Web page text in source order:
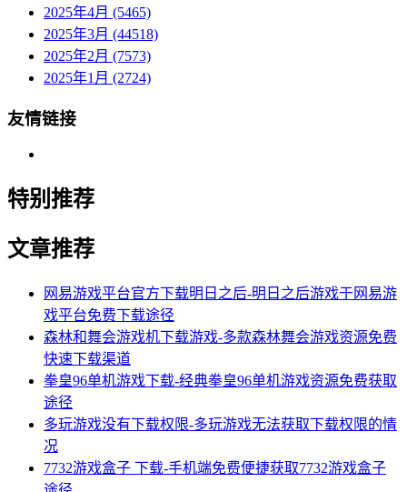
2025年4月 (5465)
2025年3月 (44518)
2025年2月 (7573)
2025年1月 (2724)
友情链接
特别推荐
文章推荐
网易游戏平台官方下载明日之后-明日之后游戏于网易游
戏平台免费下载途径
森林和舞会游戏机下载游戏-多款森林舞会游戏资源免费
快速下载渠道
拳皇96单机游戏下载-经典拳皇96单机游戏资源免费获取
途径
多玩游戏没有下载权限-多玩游戏无法获取下载权限的情
况
7732游戏盒子 下载-手机端免费便捷获取7732游戏盒子